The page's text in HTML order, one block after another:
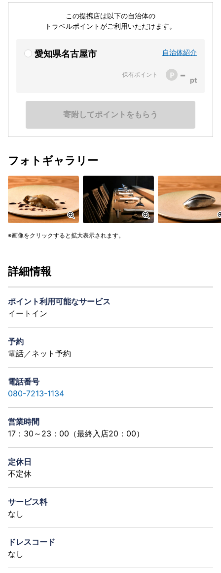
この提携店は以下の自治体の
トラベルポイントがご利用いただけます。
愛知県名古屋市 自治体紹介
保有ポイント -
寄附してポイントをもらう
フォトギャラリー
画像をクリックすると拡大表示されます。
詳細情報
ポイント利用可能なサービス
イートイン
予約
電話／ネット予約
電話番号
080-7213-1134
営業時間
17：30～23：00（最終入店20：00）
定休日
不定休
サービス料
なし
ドレスコード
なし